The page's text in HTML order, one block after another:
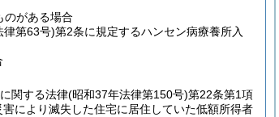
のがある場合
律第63号)第2条に規定するハンセン病療養所入
関する法律(昭和37年法律第150号)第22条第1項
により滅失した住宅に居住していた低額所得者